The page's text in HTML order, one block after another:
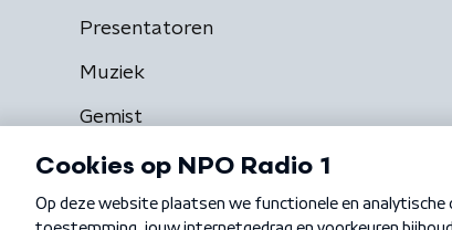
Presentatoren
Muziek
Gemist